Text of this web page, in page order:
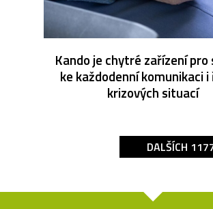
Kando je chytré zařízení pro
ke každodenní komunikaci
krizových situací
DALŠÍCH